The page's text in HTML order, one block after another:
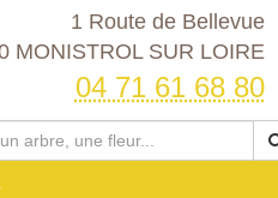
1 Route de Bellevue
MONISTROL SUR LOIRE
04 71 61 68 80